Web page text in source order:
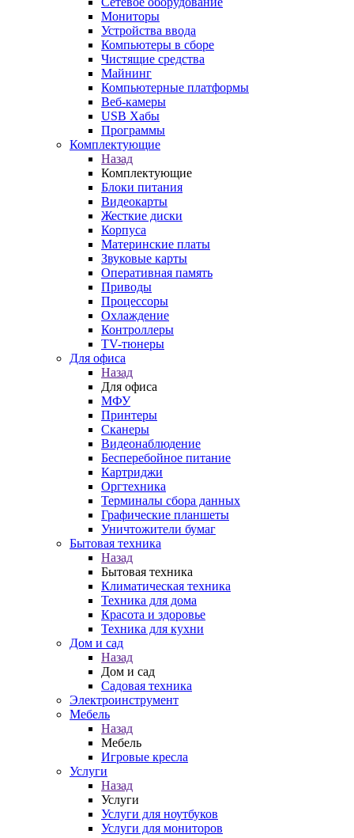
Мониторы
Устройства ввода
Компьютеры в сборе
Чистящие средства
Майнинг
Компьютерные платформы
Веб-камеры
USB Хабы
Программы
Комплектующие
Назад
Комплектующие
Блоки питания
Видеокарты
Жесткие диски
Корпуса
Материнские платы
Звуковые карты
Оперативная память
Приводы
Процессоры
Охлаждение
Контроллеры
TV-тюнеры
Для офиса
Назад
Для офиса
МФУ
Принтеры
Сканеры
Видеонаблюдение
Бесперебойное питание
Картриджи
Оргтехника
Терминалы сбора данных
Графические планшеты
Уничтожители бумаг
Бытовая техника
Назад
Бытовая техника
Климатическая техника
Техника для дома
Красота и здоровье
Техника для кухни
Дом и сад
Назад
Дом и сад
Садовая техника
Электроинструмент
Мебель
Назад
Мебель
Игровые кресла
Услуги
Назад
Услуги
Услуги для ноутбуков
Услуги для мониторов